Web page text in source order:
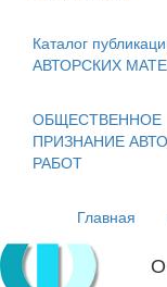
Каталог
АВТОРСКИХ
ОБЩЕСТВЕННОЕ
ПРИЗНАНИЕ
РАБОТ
Главная